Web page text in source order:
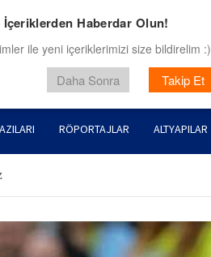
RÖPORTAJLAR ALTYAPILAR
İçeriklerden Haberdar Olun!
ile yeni içeriklerimizi size bildirelim :)
Daha Sonra Takip Et